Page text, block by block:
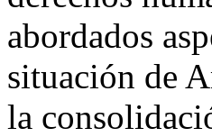
abordados
situación de
la